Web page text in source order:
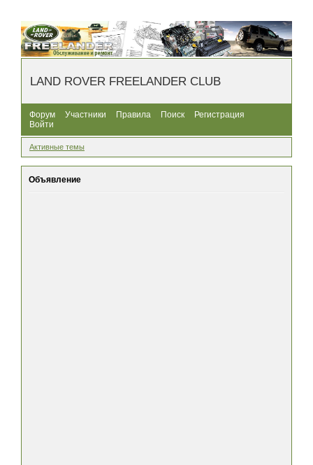
LAND ROVER FREELANDER CLUB
Форум Участники Правила Поиск
Регистрация
Войти
Активные темы
Объявление